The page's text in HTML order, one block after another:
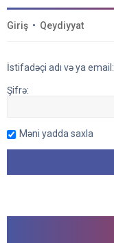
Giriş • Qeydiyyat
İstifadəçi adı və ya email:
Şifrə:
Məni yadda saxla